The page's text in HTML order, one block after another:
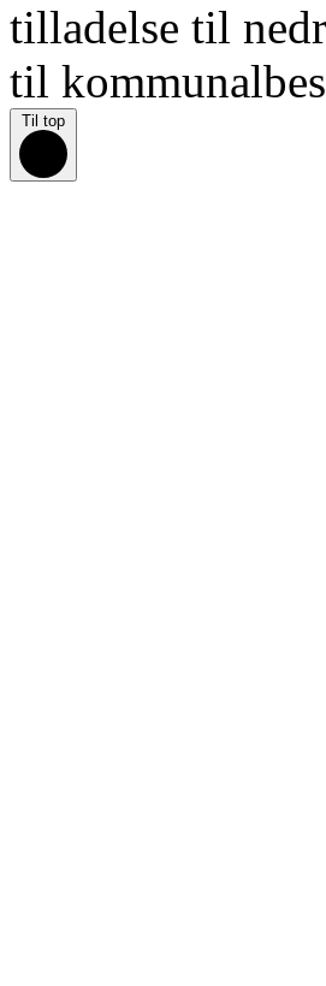
tilladelse til
til
Til top